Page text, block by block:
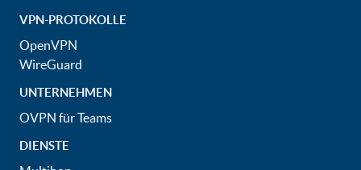
VPN-PROTOKOLLE
OpenVPN
WireGuard
UNTERNEHMEN
OVPN für Teams
DIENSTE